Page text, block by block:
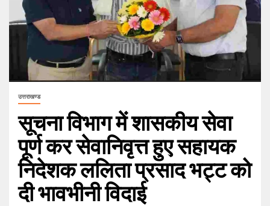
उत्तराखण्ड
सूचना विभाग में शासकीय सेवा
पूर्ण कर सेवानिवृत्त हुए सहायक
निदेशक ललिता प्रसाद भट्ट को
दी भावभीनी विदाई